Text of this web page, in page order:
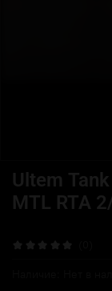
Ultem
MTL RTA